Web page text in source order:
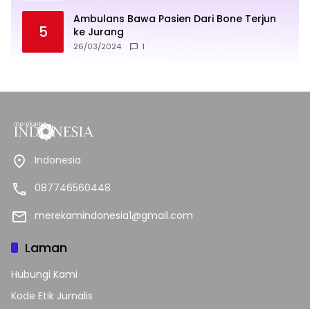
5
Ambulans Bawa Pasien Dari Bone Terjun
ke Jurang
26/03/2024 1
Indonesia
087746560448
merekamindonesia1@gmail.com
Laman
Hubungi Kami
Kode Etik Jurnalis